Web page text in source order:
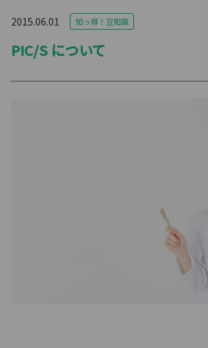
2015.06.01 知っ得！豆知識
PIC/S について